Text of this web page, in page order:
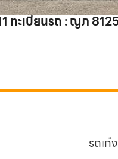
ทะเบียนรถ : ญภ
รถเก๋